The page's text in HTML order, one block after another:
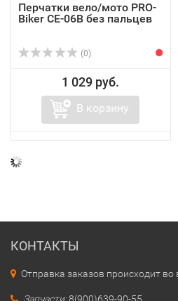
Перчатки вело/мото PRO-
Biker CE-06B без пальцев
(0)
1 029 руб.
В корзину
КОНТАКТЫ
Отправка заказов происходит во